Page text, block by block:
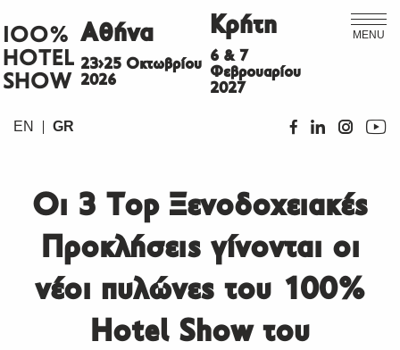
MENU
ΙΟΟ%
HOTEL
SHOW
Αθήνα
23>25 Οκτωβρίου
2026
Κρήτη
6 & 7
Φεβρουαρίου
2027
EN GR
Οι 3 Top Ξενοδοχειακές
Προκλήσεις γίνονται οι
νέοι πυλώνες του 100%
Hotel Show του